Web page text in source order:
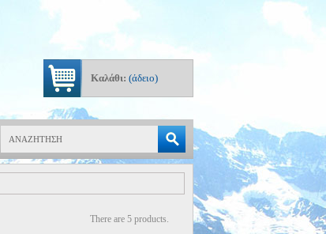
Αναζήτηση
Καλάθι: (άδειο)
There are 5 products.